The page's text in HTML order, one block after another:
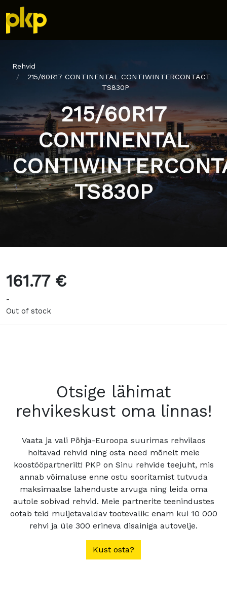
Rehvid
215/60R17 CONTINENTAL CONTIWINTERCONTACT
TS830P
215/60R17
CONTINENTAL
TS830P
161.77 €
-
Out of stock
Otsige lähimat
rehvikeskust oma linnas!
Vaata ja vali Põhja-Euroopa suurimas rehvilaos
hoitavad rehvid ning osta need mõnelt meie
koostööpartnerilt! PKP on Sinu rehvide teejuht, mis
annab võimaluse enne ostu sooritamist tutvuda
maksimaalse lahenduste arvuga ning leida oma
autole sobivad rehvid. Meie partnerite teenindustes
ootab teid muljetavaldav tootevalik: enam kui 10 000
rehvi ja üle 300 erineva disainiga autovelje.
Kust osta?